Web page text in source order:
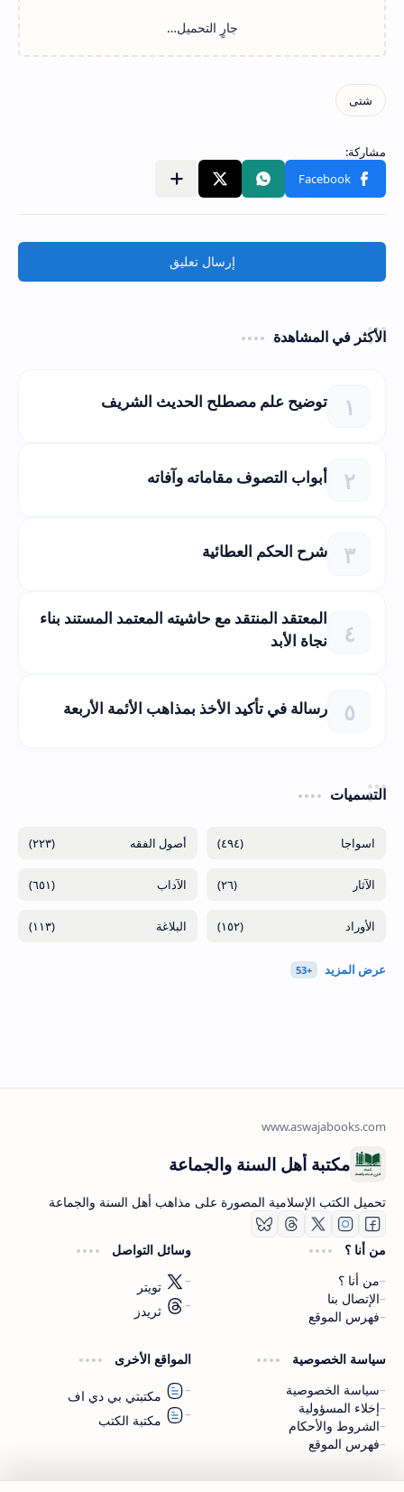
إرسال تعليق
الأكثر في المشاهدة
توضيح علم مصطلح الحديث الشريف
أبواب التصوف مقاماته وآفاته
شرح الحكم العطائية
المعتقد المنتقد مع حاشيته المعتمد المستند بناء
نجاة الأبد
رسالة في تأكيد الأخذ بمذاهب الأئمة الأربعة
التسميات
(٤٩٤) (٢٢٣)
(٢٦) (٦٥١)
(١٥٢) (١١٣)
اشترك الآن
اشترك في قناتنا على تليجرام
مكتبة أهل السنة والجماعة
تحميل الكتب الإسلامية المصورة على مذاهب أهل السنة والجماعة
من أنا ؟
من أنا ؟
الإتصال بنا
فهرس الموقع
وسائل التواصل
تويتر
ثريدز
سياسة الخصوصية
سياسة الخصوصية
إخلاء المسؤولية
الشروط والأحكام
فهرس الموقع
المواقع الأخرى
مكتبتي بي دي اف
مكتبة الكتب